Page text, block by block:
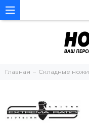
Главная Складные ножи